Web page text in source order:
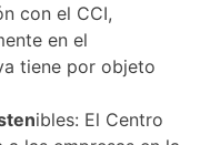
con el CCI,
en el
tiene por objeto
ibles: El Centro